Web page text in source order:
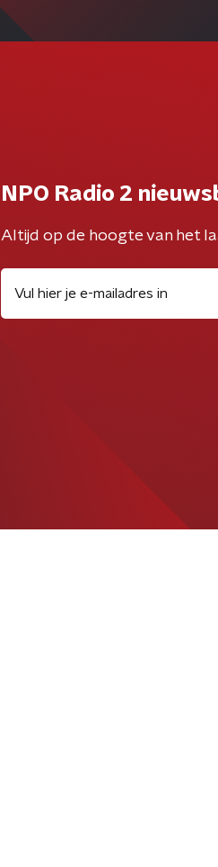
NPO Radio 2
Altijd op de hoogte van het